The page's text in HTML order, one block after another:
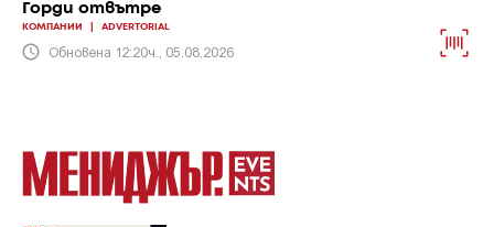
Горди отвътре
КОМПАНИИ ADVERTORIAL
Обновена 12:20ч., 05.08.2026